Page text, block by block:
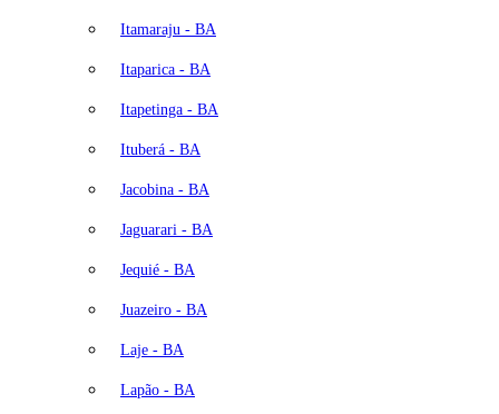
Itamaraju - BA
Itaparica - BA
Itapetinga - BA
Ituberá - BA
Jacobina - BA
Jaguarari - BA
Jequié - BA
Juazeiro - BA
Laje - BA
Lapão - BA